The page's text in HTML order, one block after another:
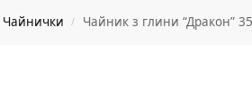
Чайнички / Чайник з глини “Дракон”